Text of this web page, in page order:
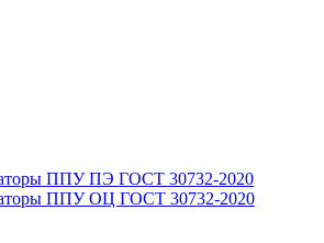
ППУ ПЭ ГОСТ 30732-2020
ППУ ОЦ ГОСТ 30732-2020